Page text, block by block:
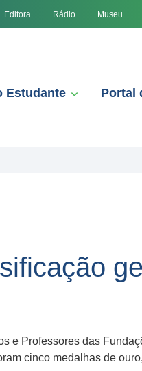
Editora Rádio Museu
Estudante Portal
e Professores das
cinco medalhas de